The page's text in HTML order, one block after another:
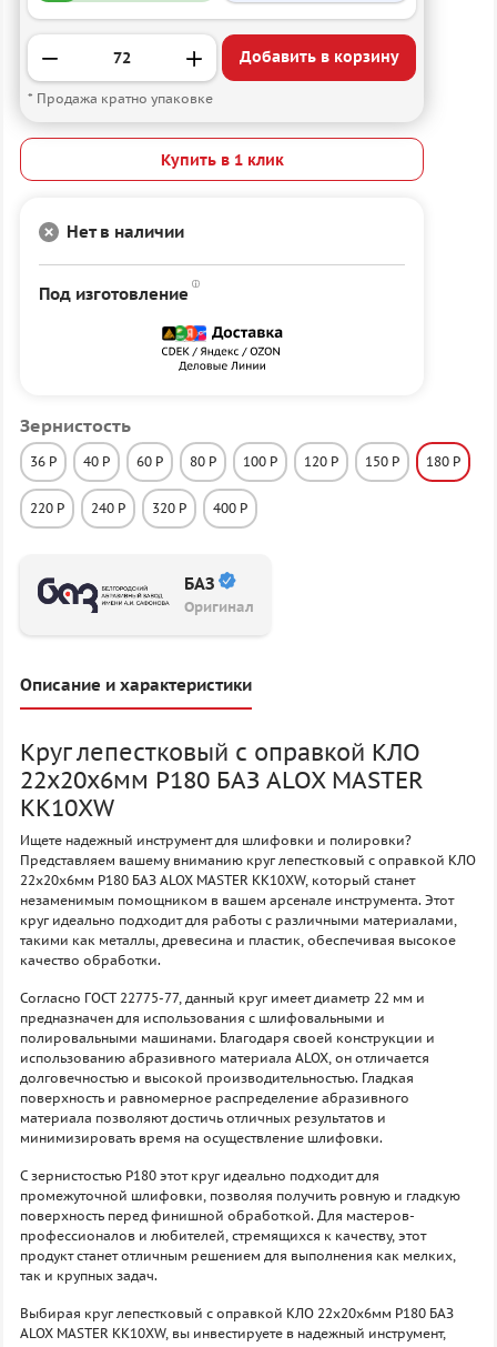
Зернистость
36 P 40 P 60 P 80 P 100 P 120 P 150 P 180 P
220 P 240 P 320 P 400 P
БАЗ
Оригинал
Добавить в корзину
* Продажа кратно упаковке
Купить в 1 клик
Нет в наличии
Под изготовление
Описание и характеристики
Круг лепестковый с оправкой КЛО
22х20х6мм P180 БАЗ ALOX MASTER
KK10XW
Ищете надежный инструмент для шлифовки и полировки?
Представляем вашему вниманию круг лепестковый с оправкой КЛО
22х20х6мм P180 БАЗ ALOX MASTER KK10XW, который станет
незаменимым помощником в вашем арсенале инструмента. Этот
круг идеально подходит для работы с различными материалами,
такими как металлы, древесина и пластик, обеспечивая высокое
качество обработки.
Согласно ГОСТ 22775-77, данный круг имеет диаметр 22 мм и
предназначен для использования с шлифовальными и
полировальными машинами. Благодаря своей конструкции и
использованию абразивного материала ALOX, он отличается
долговечностью и высокой производительностью. Гладкая
поверхность и равномерное распределение абразивного
материала позволяют достичь отличных результатов и
минимизировать время на осуществление шлифовки.
С зернистостью P180 этот круг идеально подходит для
промежуточной шлифовки, позволяя получить ровную и гладкую
поверхность перед финишной обработкой. Для мастеров-
профессионалов и любителей, стремящихся к качеству, этот
продукт станет отличным решением для выполнения как мелких,
так и крупных задач.
Выбирая круг лепестковый с оправкой КЛО 22х20х6мм P180 БАЗ
ALOX MASTER KK10XW, вы инвестируете в надежный инструмент,